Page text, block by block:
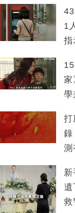
1
指
學
打
錄
測
遺
救